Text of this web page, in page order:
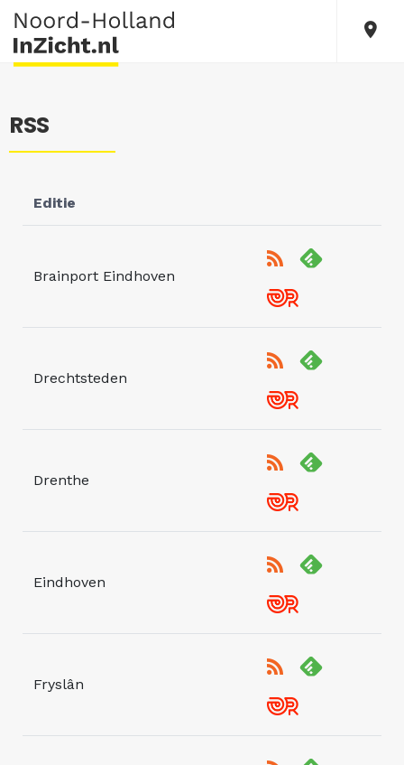
RSS
Editie
Brainport Eindhoven
Drechtsteden
Drenthe
Eindhoven
Fryslân